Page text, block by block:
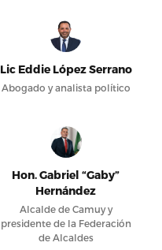
Lic Eddie López Serrano
Abogado y analista político
Hon. Gabriel “Gaby”
Hernández
Alcalde de Camuy y
presidente de la Federación
de Alcaldes